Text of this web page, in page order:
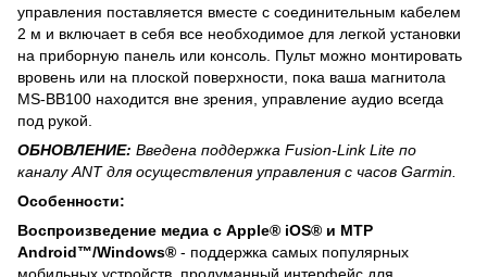
управления поставляется вместе с соединительным кабелем
2 м и включает в себя все необходимое для легкой установки
на приборную панель или консоль. Пульт можно монтировать
вровень или на плоской поверхности, пока ваша магнитола
MS-BB100 находится вне зрения, управление аудио всегда
под рукой.
ОБНОВЛЕНИЕ: Введена поддержка Fusion-Link Lite по
каналу ANT для осуществления управления с часов Garmin.
Особенности:
Воспроизведение медиа с Apple® iOS® и MTP
Android™/Windows® - поддержка самых популярных
мобильных устройств, продуманный интерфейс для